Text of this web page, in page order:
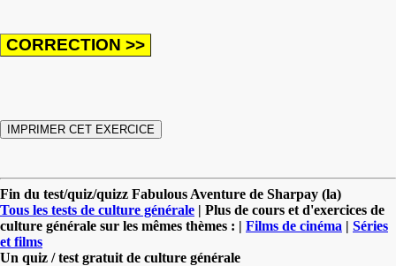
Fin du test/quiz/quizz Fabulous Aventure de Sharpay (la)
Tous les tests de culture générale | Plus de cours et d'exercices de
culture générale sur les mêmes thèmes : | Films de cinéma | Séries
et films
Un quiz / test gratuit de culture générale